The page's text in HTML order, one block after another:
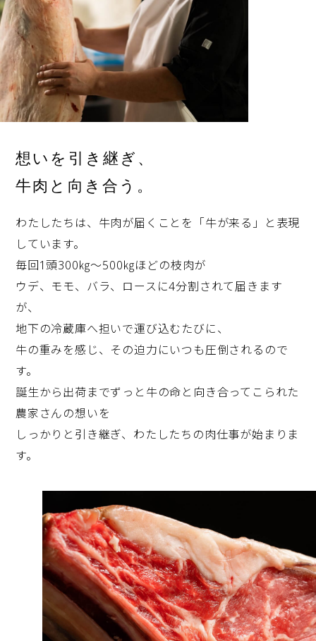
想いを引き継ぎ、
牛肉と向き合う。
わたしたちは、牛肉が届くことを「牛が来る」と表現
しています。
毎回1頭300㎏～500㎏ほどの枝肉が
ウデ、モモ、バラ、ロースに4分割されて届きます
が、
地下の冷蔵庫へ担いで運び込むたびに、
牛の重みを感じ、その迫力にいつも圧倒されるので
す。
誕生から出荷までずっと牛の命と向き合ってこられた
農家さんの想いを
しっかりと引き継ぎ、わたしたちの肉仕事が始まりま
す。